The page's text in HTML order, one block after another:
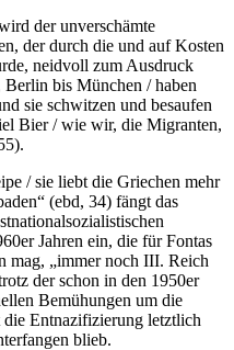
der unverschämte
der durch die und auf Kosten
neidvoll zum Ausdruck
bis München / haben
sie schwitzen und besaufen
Bier / wie wir, die Migranten,
/ sie liebt die Griechen mehr
(ebd, 34) fängt das
Jahren ein, die für Fontas
mag, „immer noch III. Reich
der schon in den 1950er
Bemühungen um die
Entnazifizierung letztlich
blieb.